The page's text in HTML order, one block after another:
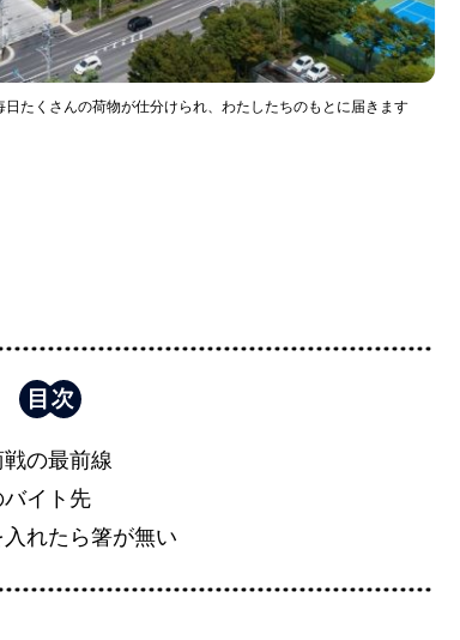
たくさんの荷物が仕分けられ、わたしたちのもとに届きます
の最前線
バイト先
入れたら箸が無い